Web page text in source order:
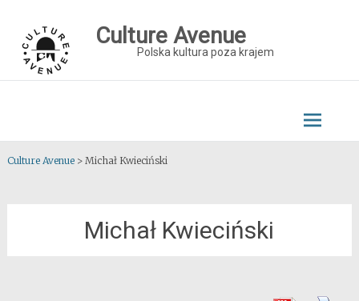
content
Culture Avenue
Polska kultura poza krajem
Culture Avenue> Michał Kwieciński
Michał Kwieciński